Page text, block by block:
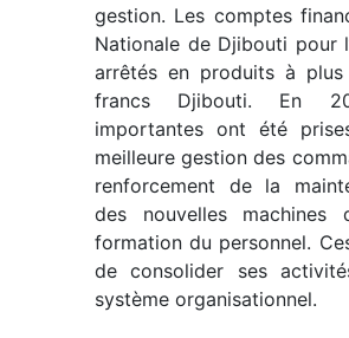
gestion. Les comptes
Nationale de Djibouti pour
arrêtés en produits à
francs Djibouti. En
importantes ont été
meilleure gestion des
renforcement de la
des nouvelles machines
formation du personnel.
de consolider ses
système organisationnel.